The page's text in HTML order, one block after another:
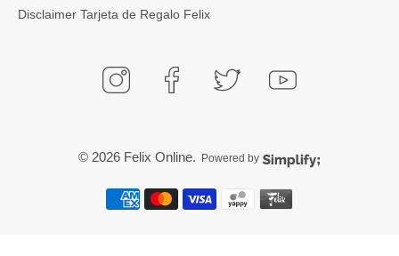
Disclaimer Tarjeta de Regalo Felix
© 2026 Felix Online. Powered by